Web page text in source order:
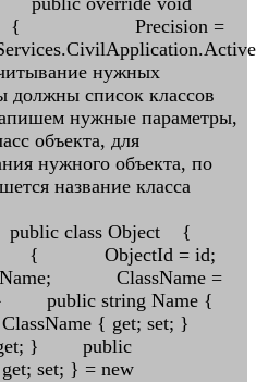
{ Preсision =
нужных
должны список классов
нужные параметры,
объекта, для
нужного объекта, по
название класса
public class Object {
id) { ObjectId = id;
ClassName =
public string Name {
{ get; set; }
{ get; } public
set; } = new